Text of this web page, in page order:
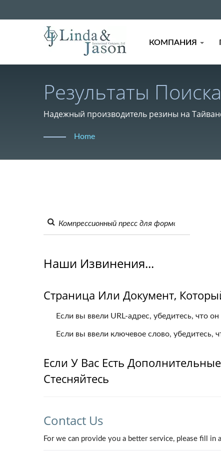
КОМПАНИЯ
Результаты
Отраслей – L&J
Надежный производитель резины на
Home
Наши Извинения...
Страница Или Документ,
Если вы ввели URL-адрес, убедитесь, что
Если вы ввели ключевое слово, убедитесь,
Если У Вас Есть
Стесняйтесь